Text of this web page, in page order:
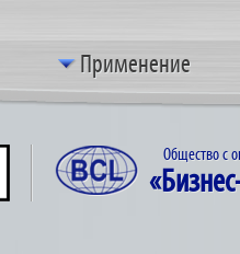
Применение
Общество с